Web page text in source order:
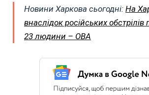
Новини Харкова сьогодні: На
внаслідок російських
23 людини – ОВА